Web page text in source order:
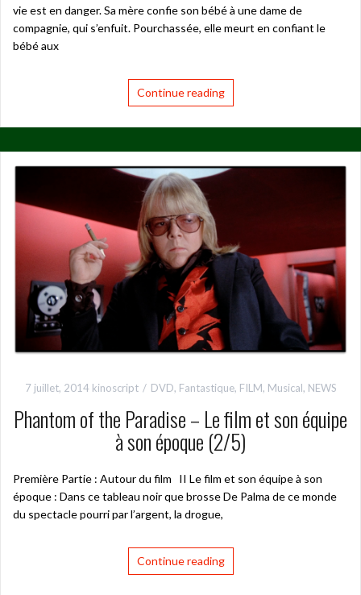
vie est en danger. Sa mère confie son bébé à une dame de
compagnie, qui s’enfuit. Pourchassée, elle meurt en confiant le
bébé aux
Continue reading
7 juillet, 2014 kinoscript DVD, Fantastique, FILM, Musical, NEWS
Phantom of the Paradise – Le film et son équipe
à son époque (2/5)
Première Partie : Autour du film II Le film et son équipe à son
époque : Dans ce tableau noir que brosse De Palma de ce monde
du spectacle pourri par l’argent, la drogue,
Continue reading